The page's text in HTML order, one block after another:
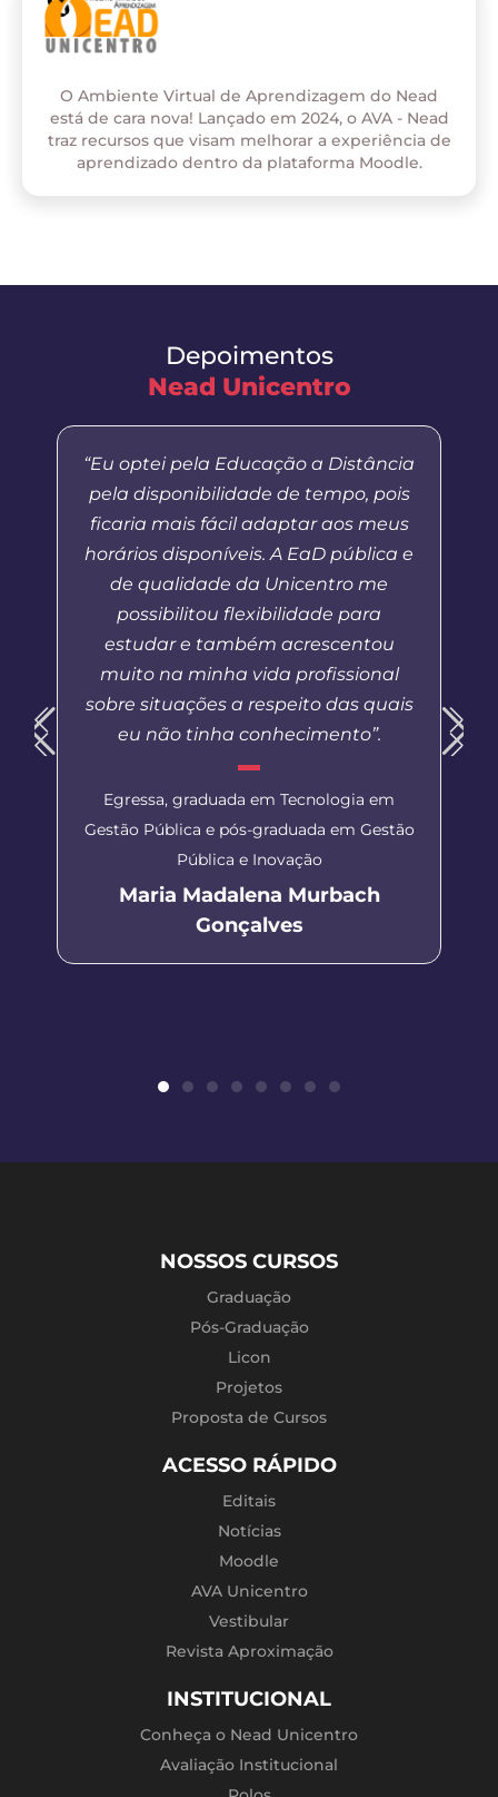
O Ambiente Virtual de Aprendizagem do Nead
está de cara nova! Lançado em 2024, o AVA - Nead
traz recursos que visam melhorar a experiência de
aprendizado dentro da plataforma Moodle.
Depoimentos
Nead Unicentro
“Eu optei pela Educação a Distância
pela disponibilidade de tempo, pois
ficaria mais fácil adaptar aos meus
horários disponíveis. A EaD pública e
de qualidade da Unicentro me
possibilitou flexibilidade para
estudar e também acrescentou
muito na minha vida profissional
sobre situações a respeito das quais
eu não tinha conhecimento”.
Egressa, graduada em Tecnologia em
Gestão Pública e pós-graduada em Gestão
Pública e Inovação
Maria Madalena Murbach
Gonçalves
NOSSOS CURSOS
Graduação
Pós-Graduação
Licon
Projetos
Proposta de Cursos
ACESSO RÁPIDO
Editais
Notícias
Moodle
AVA Unicentro
Vestibular
Revista Aproximação
INSTITUCIONAL
Conheça o Nead Unicentro
Avaliação Institucional